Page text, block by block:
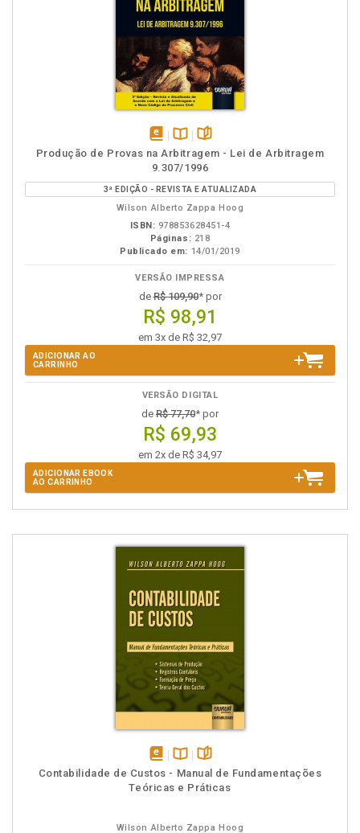
disponível
em
eBook
Disponível
na
B.V.
páginas
Produção de Provas na Arbitragem - Lei de Arbitragem
9.307/1996
3ª EDIÇÃO - REVISTA E ATUALIZADA
Wilson Alberto Zappa Hoog
ISBN: 978853628451-4
Páginas: 218
Publicado em: 14/01/2019
VERSÃO IMPRESSA
deR$ 109,90* por
R$ 98,91
em 3x de R$ 32,97
ADICIONAR AO
CARRINHO
VERSÃO DIGITAL
de R$ 77,70* por
R$ 69,93
em 2x de R$ 34,97
ADICIONAR EBOOK
AO CARRINHO
disponível
em
Disponível
na
páginas
Contabilidade de Custos - Manual de Fundamentações
Teóricas e Práticas
Wilson Alberto Zappa Hoog